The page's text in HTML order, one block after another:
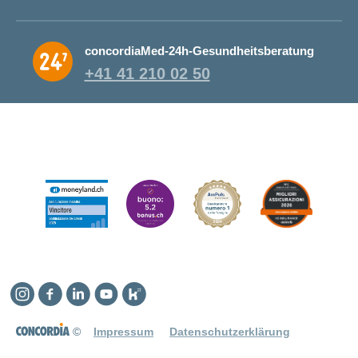
concordiaMed-24h-Gesundheitsberatung
+41 41 210 02 50
© Impressum Datenschutzerklärung
Instagram
Facebook
LinkedinYouTube
Kununu